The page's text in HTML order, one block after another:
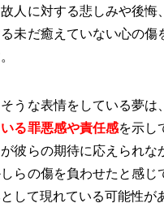
人に対する悲しみや後悔
未だ癒えていない心の傷
うな表情をしている夢は
る罪悪感や責任感を示し
彼らの期待に応えられな
らの傷を負わせたと感じ
して現れている可能性が